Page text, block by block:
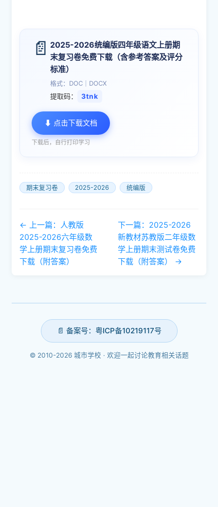
📄 2025-2026统编版四年级语文上册期
末复习卷免费下载（含参考答案及评分
标准）
格式：DOC｜DOCX
提取码： 3tnk
⬇ 点击下载文档
下载后，自行打印学习
期末复习卷 2025-2026 统编版
← 上一篇：人教版
2025-2026六年级数
学上册期末复习卷免费
下载（附答案）
下一篇：2025-2026
新教材苏教版二年级数
学上册期末测试卷免费
下载（附答案） →
📄 备案号：粤ICP备10219117号
© 2010-2026 城市学校 · 欢迎一起讨论教育相关话题